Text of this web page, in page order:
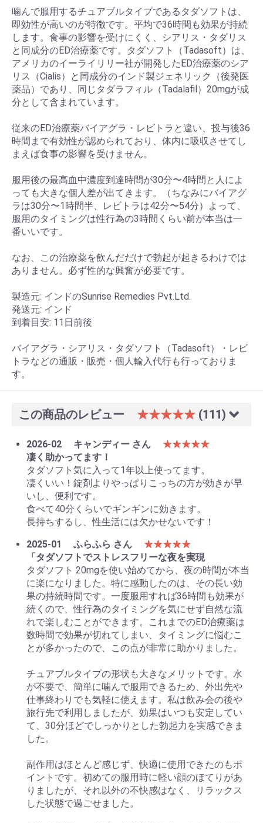
噛んで服用するチュアブルタイプであるタダソフトは、
即効性が高いのが特徴です。平均で36時間も効果が持続
します。食事の影響を受けにくく、シアリス・タダリス
と同成分のED治療薬です。タダソフト（Tadasoft）は、
アメリカのイーライリリー社が開発したED治療薬のシア
リス（Cialis）と同成分のインド製ジェネリック（後発医
薬品）であり、同じタダラフィル（Tadalafil）20mgが成
分として含まれています。
従来のED治療薬バイアグラ・レビトラと違い、投与後36
時間まで有効性が認められており、体内に吸収させてし
まえば食事の影響を受けません。
服用後の最高血中濃度到達時間が30分〜4時間と人によ
っても大きな個人差が出てきます。（ちなみにバイアグ
ラは30分〜1時間半、レビトラは42分〜54分）よって、
服用のタイミングは性行為の3時間くらい前が本当は一
番いいです。
なお、この治療薬を飲んだだけで勃起が起きるわけでは
ありません。必ず性的な興奮が必要です。
製造元: インドのSunrise Remedies Pvt.Ltd.
発送元: インド
到着目安: 11日前後
バイアグラ・シアリス・タダソフト（Tadasoft）・レビ
トラなどの通販・販売・個人輸入代行も行っておりま
す。
この商品のレビュー ★★★★★ (111)
2026-02 キャンディー さん
★★★★★
凄く助かってます！
タダソフト気に入って1年以上使ってます。
凄くいい！錠剤よりやっぱりこっちの方が効きが早
いし、便利です。
食べて40分くらいでギンギンに効きます。
長持ちするし、性生活には欠かせないです！
2025-01
ふらふら さん
★★★★★
「タダソフトでストレスフリーな夜を実現
タダソフト 20mgを使い始めてから、夜の時間が本当
に楽になりました。特に感動したのは、その長い効
果の持続時間です。一度服用すれば36時間も効果が
続くので、性行為のタイミングを気にせず自然な流
れで楽しむことができます。これまでのED治療薬は
数時間で効果が切れてしまい、タイミングに悩むこ
とが多かったので、この点が非常に助かりました。
チュアブルタイプの形状も大きなメリットです。水
が不要で、簡単に噛んで服用できるため、外出先や
仕事終わりでも気軽に使えます。私は飲み会の後や
旅行先で利用しましたが、効果はいつも安定してい
て、30分ほどでしっかりとした勃起力を実感できま
した。
副作用はほとんど感じず、快適に使用できたのもポ
イントです。初めての服用時に軽い顔のほてりがあ
りましたが、それ以外の不快感はなく、リラックス
した状態で過ごせました。